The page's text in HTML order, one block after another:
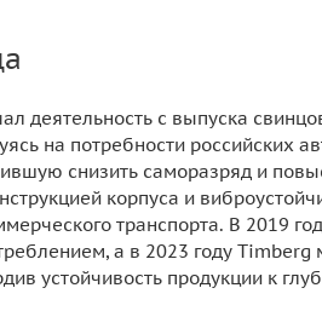
деятельность с выпуска
на потребности российских
снизить саморазряд и
корпуса и
транспорта. В 2019
а в 2023 году
устойчивость продукции к